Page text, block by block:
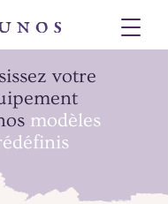
votre
modèles